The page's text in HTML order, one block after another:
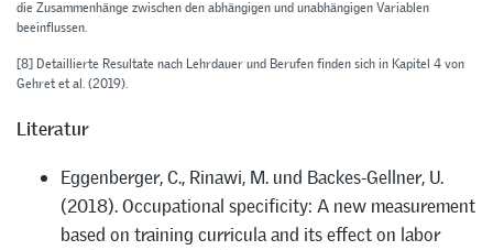
die Zusammenhänge zwischen den abhängigen und unabhängigen Variablen
beeinflussen.
[8] Detaillierte Resultate nach Lehrdauer und Berufen finden sich in Kapitel 4 von
Gehret et al. (2019).
Literatur
Eggenberger, C., Rinawi, M. und Backes-Gellner, U.
(2018). Occupational specificity: A new measurement
based on training curricula and its effect on labor